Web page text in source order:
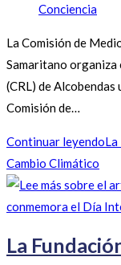
Conciencia
La Comisión de
Samaritano
(CRL) de
Comisión de…
Continuar leyendo
Cambio Climático
La